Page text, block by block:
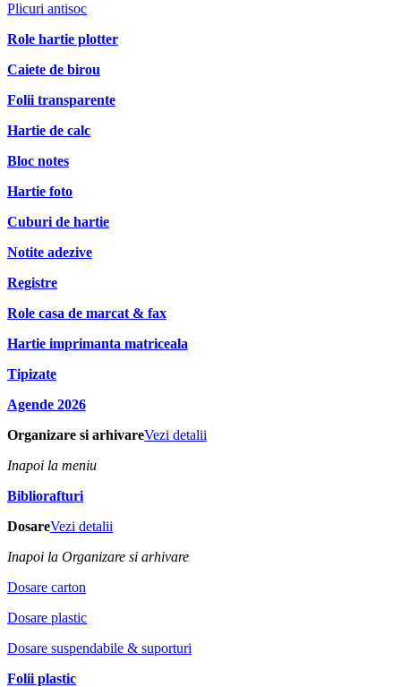
Plicuri antisoc
Role hartie plotter
Caiete de birou
Folii transparente
Hartie de calc
Bloc notes
Hartie foto
Cuburi de hartie
Notite adezive
Registre
Role casa de marcat & fax
Hartie imprimanta matriceala
Tipizate
Agende 2026
Organizare si arhivareVezi detalii
Inapoi la meniu
Bibliorafturi
DosareVezi detalii
Inapoi la Organizare si arhivare
Dosare carton
Dosare plastic
Dosare suspendabile & suporturi
Folii plastic